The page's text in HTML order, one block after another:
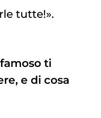
tutte!».
ti
e di cosa